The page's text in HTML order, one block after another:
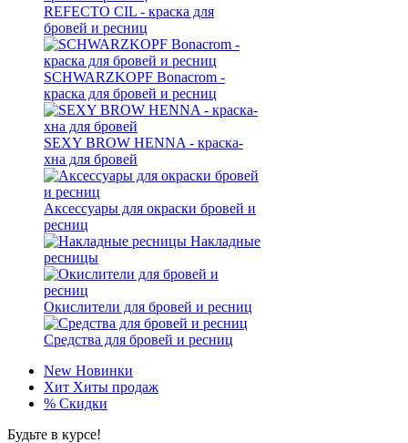
REFECTO CIL - краска для
бровей и ресниц
SCHWARZKOPF Bonacrom -
краска для бровей и ресниц
SEXY BROW HENNA - краска-
хна для бровей
Аксессуары для окраски бровей и
ресниц
Накладные
ресницы
Окислители для бровей и ресниц
Средства для бровей и ресниц
New Новинки
Хит Хиты продаж
% Скидки
Будьте в курсе!